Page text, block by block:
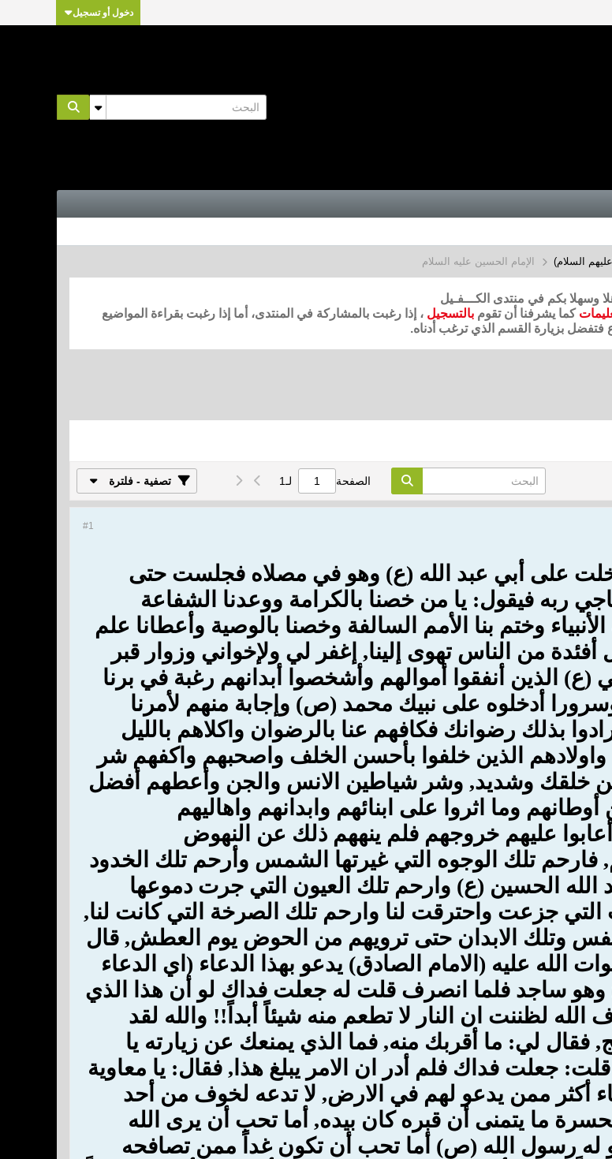
دخول أو تسجيل
السلام) الإمام الحسين عليه السلام
وسهلا بكم في منتدى الكـــفـيل
كما يشرفنا أن تقوم بالتسجيل ، إذا رغبت بالمشاركة في المنتدى، أما إذا رغبت بقراءة المواضيع
فتفضل بزيارة القسم الذي ترغب أدناه.
الصفحة لـ1 تصفية - فلترة
#1
على أبي عبد الله (ع) وهو في مصلاه فجلست حتى
ربه فيقول: يا من خصنا بالكرامة ووعدنا الشفاعة
وختم بنا الأمم السالفة وخصنا بالوصية وأعطانا علم
من الناس تهوى إلينا, إغفر لي ولإخواني وزوار قبر
(ع) الذين أنفقوا أموالهم وأشخصوا أبدانهم رغبة في برنا
أدخلوه على نبيك محمد (ص) وإجابة منهم لأمرنا
بذلك رضوانك فكافهم عنا بالرضوان واكلاهم بالليل
واولادهم الذين خلفوا بأحسن الخلف واصحبهم واكفهم شر
خلقك وشديد, وشر شياطين الانس والجن وأعطهم أفضل
وما اثروا على ابنائهم وابدانهم واهاليهم
أعابوا عليهم خروجهم فلم ينههم ذلك عن النهوض
فارحم تلك الوجوه التي غيرتها الشمس وأرحم تلك الخدود
الله الحسين (ع) وارحم تلك العيون التي جرت دموعها
التي جزعت واحترقت لنا وارحم تلك الصرخة التي كانت لنا,
وتلك الابدان حتى ترويهم من الحوض يوم العطش, قال
الله عليه (الامام الصادق) يدعو بهذا الدعاء (اي الدعاء
وهو ساجد فلما انصرف قلت له جعلت فداك لو أن هذا الذي
لظننت ان النار لا تطعم منه شيئاً أبداً!! والله لقد
فقال لي: ما أقربك منه, فما الذي يمنعك عن زيارته يا
جعلت فداك فلم أدر ان الامر يبلغ هذا, فقال: يا معاوية
أكثر ممن يدعو لهم في الارض, لا تدعه لخوف من أحد
ما يتمنى أن قبره كان بيده, أما تحب أن يرى الله
رسول الله (ص) أما تحب أن تكون غداً ممن تصافحه